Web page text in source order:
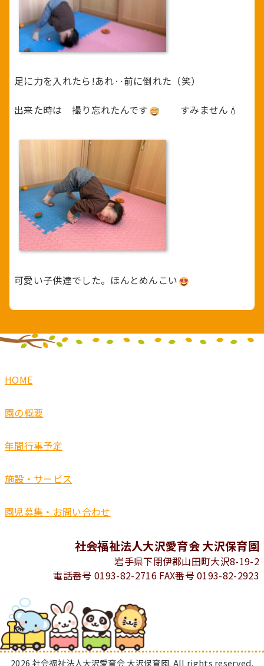
足に力を入れたら!あれ‥前に倒れた（笑）
出来た時は 撮り忘れたんです すみません💧
可愛い子供達でした。ほんとめんこい
HOME
園の概要
年間行事予定
施設・サービス
園児募集・お問い合わせ
社会福祉法人大沢愛育会 大沢保育園
岩手県下閉伊郡山田町大沢8-19-2
電話番号 0193-82-2716 FAX番号 0193-82-2923
2026 社会福祉法人大沢愛育会 大沢保育園. All rights reserved.